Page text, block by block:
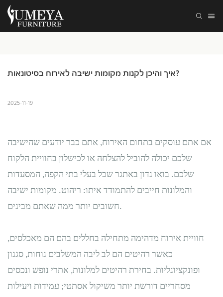
איך והיכן לקנות מקומות ישיבה לאירוח בסיטונאות?
2025-11-19
אם אתם עוסקים בתחום האירוח, אתם כבר יודעים שהישיבה
שלכם יכולה להוביל להצלחה או לכישלון בחוויית הלקוח
שלכם. בואו נדון באתגר שכל בעלי בתי הקפה, המסעדות
והמלונות חייבים להתמודד איתו: ריהוט. מקומות ישיבה
חשובים יותר ממה שאתם מבינים.
חוויית אירוח מדהימה מתחילה בחללים בהם הם מאכלסים,
כאשר רהיטים הם לב ליבה המשלבים נוחות, סגנון
ופונקציונליות. בחירת רהיטים למלונות, אתרי נופש ונכסים
מסחריים דורשת יותר משיקול אסתטי; עמידות ויעילות